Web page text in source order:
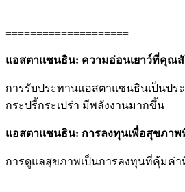
====================
แอสตาแซนธิน: ความอ่อนเยาว์ที่คุณ
การรับประทานแอสตาแซนธินเป็นปร
กระปรี้กระเปร่า มีพลังงานมากขึ้น
แอสตาแซนธิน: การลงทุนเพื่อสุขภาพ
การดูแลสุขภาพเป็นการลงทุนที่คุ้มค่